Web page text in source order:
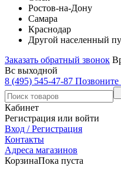
Ростов-на-Дону
Самара
Краснодар
Другой населенный
Заказать обратный звонок
Вс выходной
8 (495) 545-47-87
Кабинет
Регистрация или войти
Вход / Регистрация
Контакты
Адреса магазинов
КорзинаПока пуста